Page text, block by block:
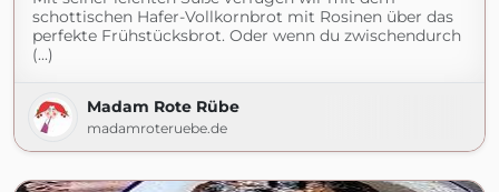
schottischen Hafer-Vollkornbrot mit Rosinen über das
perfekte Frühstücksbrot. Oder wenn du zwischendurch
(...)
Madam Rote Rübe
madamroteruebe.de